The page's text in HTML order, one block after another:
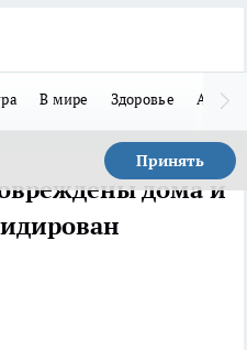
В мире Здоровье Авто
Принять
дома и